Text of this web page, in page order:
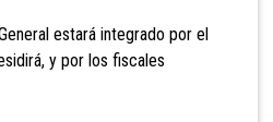
estará integrado por el
y por los fiscales